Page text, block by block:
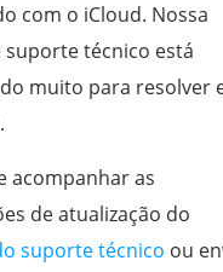
com o iCloud. Nossa
suporte técnico está
muito para resolver
acompanhar as
de atualização do
suporte técnico ou